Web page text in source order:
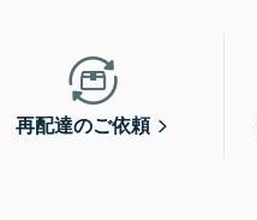
再配達のご依頼